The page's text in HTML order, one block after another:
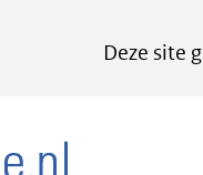
Deze site